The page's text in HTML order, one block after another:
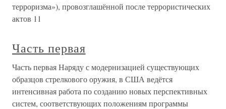
терроризма»), провозглашённой после террористических
актов 11
Часть первая
Часть первая Наряду с модернизацией существующих
образцов стрелкового оружия, в США ведётся
интенсивная работа по созданию новых перспективных
систем, соответствующих положениям программы